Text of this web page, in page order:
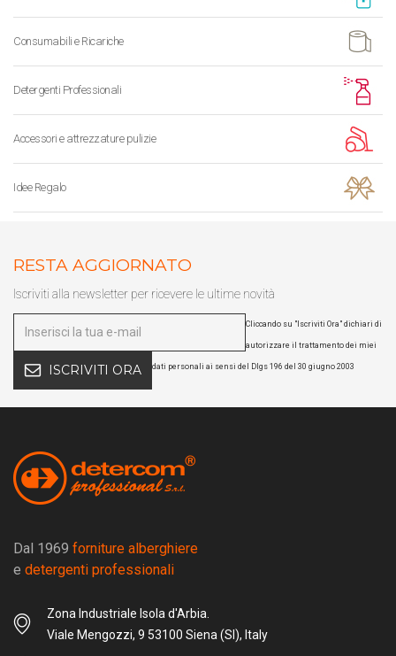
Consumabili e Ricariche
Detergenti Professionali
Accessori e attrezzature pulizie
Idee Regalo
RESTA AGGIORNATO
Iscriviti alla newsletter per ricevere le ultime novità
ISCRIVITI ORA
Cliccando su "Iscriviti Ora" dichiari di
autorizzare il trattamento dei miei
dati personali ai sensi del Dlgs 196 del 30 giugno 2003
Dal 1969 forniture alberghiere
e detergenti professionali
Zona Industriale Isola d'Arbia.
Viale Mengozzi, 9 53100 Siena (SI), Italy